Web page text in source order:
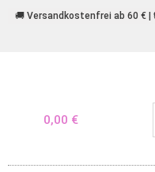
🚚 Versandkostenfrei ab 60 € |
0,00 €